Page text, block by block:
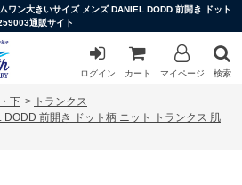
ワン大きいサイズ メンズ DANIEL DODD 前開き ドット
通販サイト
ログイン カート マイページ 検索
下 > トランクス
前開き ドット柄 ニット トランクス 肌